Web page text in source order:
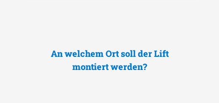
An welchem Ort soll der Lift
montiert werden?